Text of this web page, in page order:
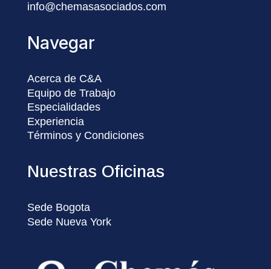
info@chemasasociados.com
Navegar
Acerca de C&A
Equipo de Trabajo
Especialidades
Experiencia
Términos y Condiciones
Nuestras Oficinas
Sede Bogota
Sede Nueva York